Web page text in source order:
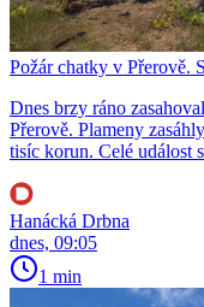
Požár chatky v Přerově.
Dnes brzy ráno
Přerově. Plameny
tisíc korun. Celé událost
Hanácká Drbna
dnes, 09:05
1 min